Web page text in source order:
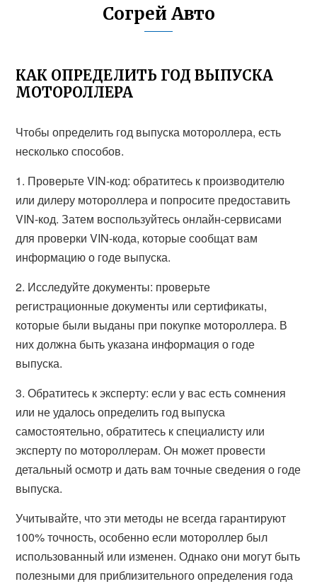
Согрей Авто
КАК ОПРЕДЕЛИТЬ ГОД ВЫПУСКА
МОТОРОЛЛЕРА
Чтобы определить год выпуска мотороллера, есть
несколько способов.
1. Проверьте VIN-код: обратитесь к производителю
или дилеру мотороллера и попросите предоставить
VIN-код. Затем воспользуйтесь онлайн-сервисами
для проверки VIN-кода, которые сообщат вам
информацию о годе выпуска.
2. Исследуйте документы: проверьте
регистрационные документы или сертификаты,
которые были выданы при покупке мотороллера. В
них должна быть указана информация о годе
выпуска.
3. Обратитесь к эксперту: если у вас есть сомнения
или не удалось определить год выпуска
самостоятельно, обратитесь к специалисту или
эксперту по мотороллерам. Он может провести
детальный осмотр и дать вам точные сведения о годе
выпуска.
Учитывайте, что эти методы не всегда гарантируют
100% точность, особенно если мотороллер был
использованный или изменен. Однако они могут быть
полезными для приблизительного определения года